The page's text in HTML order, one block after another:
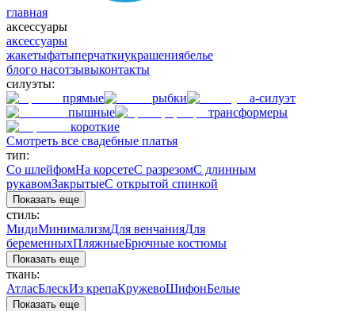
главная
аксессуары
аксессуары
жакетыфатыперчаткиукрашениябелье
блого насотзывыконтакты
силуэты:
прямые
рыбки
а-силуэт
пышные
трансформеры
короткие
Смотреть все свадебные платья
тип:
Со шлейфомНа корсетеС разрезомС длинным
рукавомЗакрытыеС открытой спинкой
Показать еще
стиль:
МидиМинимализмДля венчанияДля
беременныхПляжныеБрючные костюмы
Показать еще
ткань:
АтласБлескИз крепаКружевоШифонБелые
Показать еще